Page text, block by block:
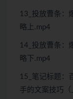
13_投放曹条：
略上.mp4
14_投放曹条：
略下.mp4
15_笔记标题：
手的文案技巧（